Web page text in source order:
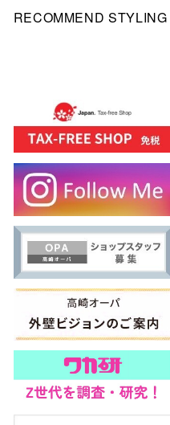
RECOMMEND STYLING